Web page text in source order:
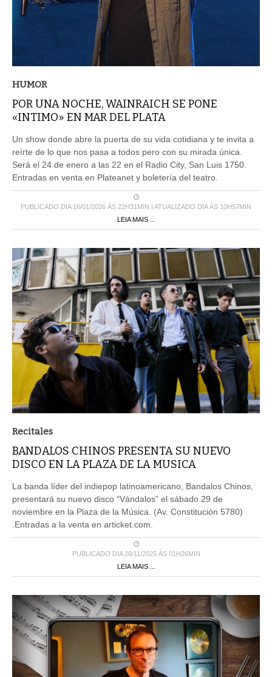
HUMOR
POR UNA NOCHE, WAINRAICH SE PONE
«INTIMO» EN MAR DEL PLATA
Un show donde abre la puerta de su vida cotidiana y te invita a
reírte de lo que nos pasa a todos pero con su mirada única.
Será el 24 de enero a las 22 en el Radio City, San Luis 1750.
Entradas en venta en Plateanet y boletería del teatro.
PUBLICADO DIA 16/01/2026 ÀS 22H31MIN | ATUALIZADO DIA ÀS 10H57MIN
LEIA MAIS ...
Recitales
BANDALOS CHINOS PRESENTA SU NUEVO
DISCO EN LA PLAZA DE LA MUSICA
La banda líder del indiepop latinoamericano, Bandalos Chinos,
presentará su nuevo disco “Vándalos” el sábado 29 de
noviembre en la Plaza de la Música. (Av. Constitución 5780)
.Entradas a la venta en articket.com.
PUBLICADO DIA 28/11/2025 ÀS 01H26MIN
LEIA MAIS ...